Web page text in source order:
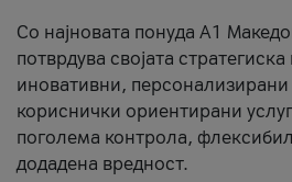
Со најновата понуда А1
потврдува својата
иновативни,
кориснички ориентирани
поголема контрола,
додадена вредност.